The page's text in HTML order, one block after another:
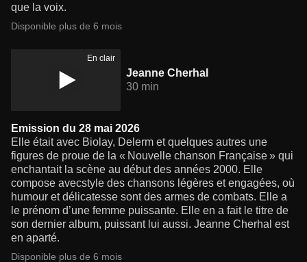
que la voix.
Disponible plus de 6 mois
En clair
Jeanne Cherhal
30 min
Emission du 28 mai 2026
Elle était avec Biolay, Delerm et quelques autres une
figures de proue de la « Nouvelle chanson Française » qui
enchantait la scène au début des années 2000. Elle
compose avecstyle des chansons légères et engagées, où
humour et délicatesse sont des armes de combats. Elle a
le prénom d’une femme puissante. Elle en a fait le titre de
son dernier album, puissant lui aussi. Jeanne Cherhal est
en aparté.
Disponible plus de 6 mois